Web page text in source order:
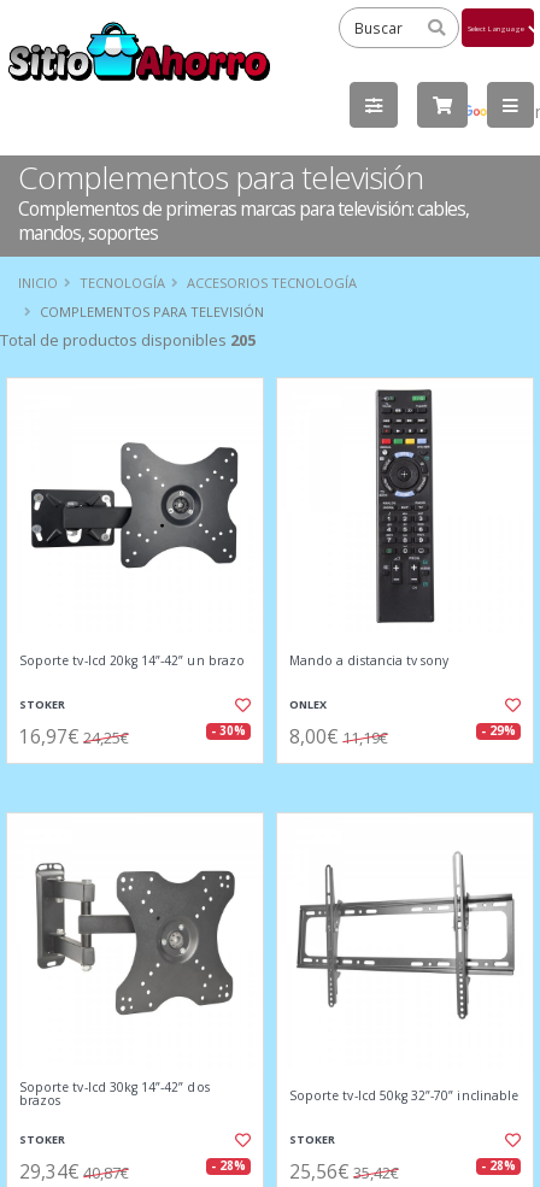
by
Complementos para televisión
Complementos de primeras marcas para televisión: cables,
mandos, soportes
INICIO TECNOLOGÍA
ACCESORIOS TECNOLOGÍA
COMPLEMENTOS PARA TELEVISIÓN
Total de productos disponibles 205
Soporte tv-lcd 20kg 14”-42” un brazo
STOKER
16,97€ 24,25€ - 30%
Mando a distancia tv sony
ONLEX
8,00€ 11,19€ - 29%
Soporte tv-lcd 30kg 14”-42” dos
brazos
STOKER
29,34€ 40,87€ - 28%
Soporte tv-lcd 50kg 32”-70” inclinable
STOKER
25,56€ 35,42€ - 28%